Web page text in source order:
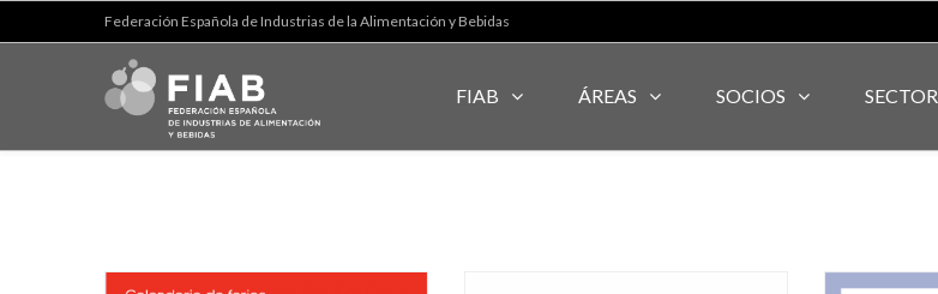
Federación Española de Industrias de la Alimentación y Bebidas
FIAB ÁREAS SOCIOS SECTOR